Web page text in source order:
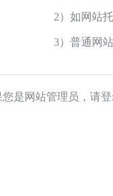
2）如网站
3）普通网
您是网站管理员，请